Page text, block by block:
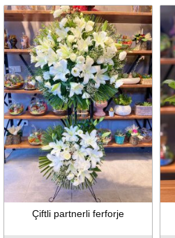
Çiftli partnerli ferforje